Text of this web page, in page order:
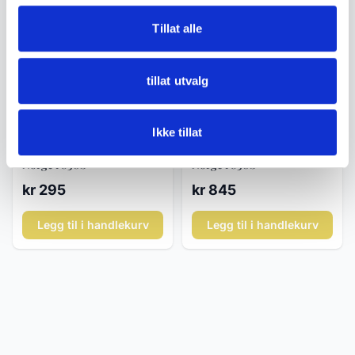
Tillat alle
tillat utvalg
Ikke tillat
Norge i 830S
kr 295
Legg til i handlekurv
Tele sølv
Norge i 830S
kr 845
Legg til i handlekurv